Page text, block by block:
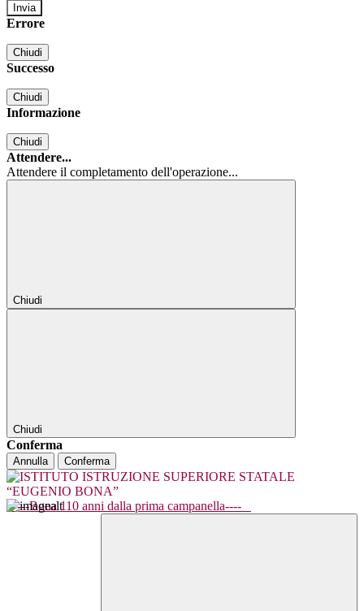
Errore
Chiudi
Successo
Chiudi
Informazione
Chiudi
Attendere...
Attendere il completamento dell'operazione...
Chiudi
Chiudi
Conferma
Annulla Conferma
----Bona 110 anni dalla prima campanella----